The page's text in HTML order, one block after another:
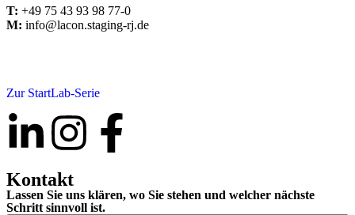
T: +49 75 43 93 98 77-0
M: info@lacon.staging-rj.de
Zur StartLab-Serie
Kontakt
Lassen Sie uns klären, wo Sie stehen und welcher nächste
Schritt sinnvoll ist.